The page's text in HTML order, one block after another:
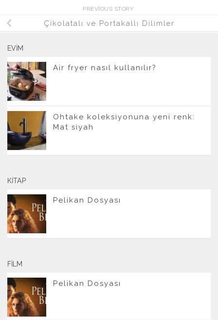
PREVIOUS STORY
Çikolatalı ve Portakallı Dilimler
EVIM
Air fryer nasıl kullanılır?
Ohtake koleksiyonuna yeni renk:
Mat siyah
KITAP
Pelikan Dosyası
FILM
Pelikan Dosyası